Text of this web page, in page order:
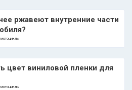
ржавеют внутренние части
МОТОЦИКЛЫ
цвет виниловой пленки для
МОТОЦИКЛЫ